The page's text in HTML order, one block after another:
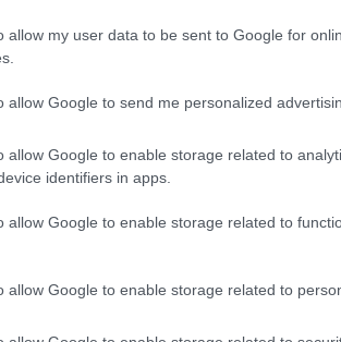
allow my user data to be sent to Google for
allow Google to send me personalized
allow Google to enable storage related to
identifiers in apps.
allow Google to enable storage related to
allow Google to enable storage related to
pantofii pentru rochia de seara
se pregătește să devină
70 de rochii până să aleagă ce